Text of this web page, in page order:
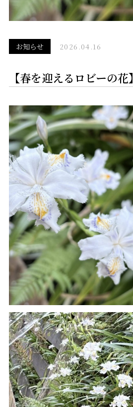
お知らせ 2026.04.16
【春を迎えるロビーの花】